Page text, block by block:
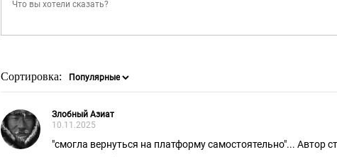
Сортировка:
Злобный Азиат
10.11.2025
"смогла вернуться на платформу самостоятельно"... Автор